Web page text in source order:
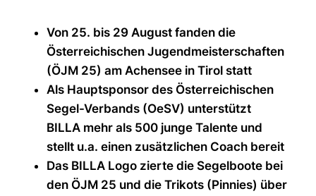
Von 25. bis 29 August fanden die
Österreichischen Jugendmeisterschaften
(ÖJM 25) am Achensee in Tirol statt
Als Hauptsponsor des Österreichischen
Segel-Verbands (OeSV) unterstützt
BILLA mehr als 500 junge Talente und
stellt u.a. einen zusätzlichen Coach bereit
Das BILLA Logo zierte die Segelboote bei
den ÖJM 25 und die Trikots (Pinnies) über